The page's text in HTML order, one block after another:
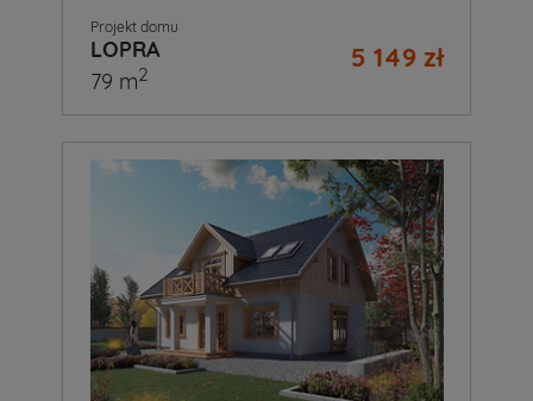
Projekt domu
LOPRA 5 149 zł
79 m2